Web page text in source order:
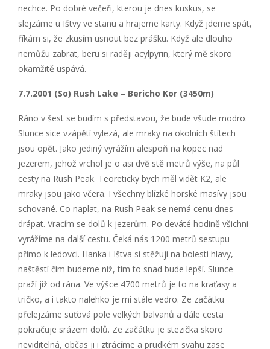
nechce. Po dobré večeři, kterou je dnes kuskus, se
slejzáme u Ištvy ve stanu a hrajeme karty. Když jdeme spát,
říkám si, že zkusím usnout bez prášku. Když ale dlouho
nemůžu zabrat, beru si raději acylpyrin, který mě skoro
okamžitě uspává.
7.7.2001 (So) Rush Lake – Bericho Kor (3450m)
Ráno v šest se budím s představou, že bude všude modro.
Slunce sice vzápětí vylezá, ale mraky na okolních štítech
jsou opět. Jako jediný vyrážím alespoň na kopec nad
jezerem, jehož vrchol je o asi dvě stě metrů výše, na půl
cesty na Rush Peak. Teoreticky bych měl vidět K2, ale
mraky jsou jako včera. I všechny blízké horské masívy jsou
schované. Co naplat, na Rush Peak se nemá cenu dnes
drápat. Vracím se dolů k jezerům. Po deváté hodině všichni
vyrážíme na další cestu. Čeká nás 1200 metrů sestupu
přímo k ledovci. Hanka i Ištva si stěžují na bolesti hlavy,
naštěstí čím budeme niž, tím to snad bude lepší. Slunce
praží již od rána. Ve výšce 4700 metrů je to na kraťasy a
tričko, a i takto nalehko je mi stále vedro. Ze začátku
přelejzáme suťová pole velkých balvanů a dále cesta
pokračuje srázem dolů. Ze začátku je stezička skoro
neviditelná, občas ji i ztrácíme a prudkém svahu zase